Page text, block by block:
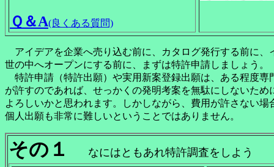
Ｑ＆A(良くある質問)
アイデアを企業へ売り込む前に、カタログ発行する前に、
世の中へオープンにする前に、まずは特許申請しましょう。
特許申請（特許出願）や実用新案登録出願は、ある程度専
が許すのであれば、せっかくの発明考案を無駄にしないた
よろしいかと思われます。しかしながら、費用が許さない
個人出願も非常に難しいということではありません。
その１ なにはともあれ特許調査をしよう